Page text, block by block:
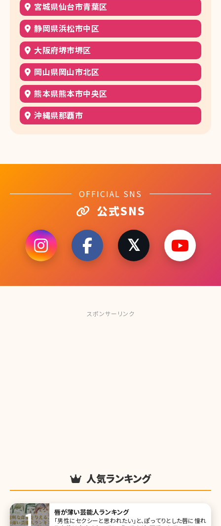
宮城県仙台市青葉区
静岡県浜松市中区
大阪府堺市堺区
岡山県岡山市北区
熊本県熊本市中央区
沖縄県那覇市
OFFICIAL SNS
公式SNS
スポンサーリンク
人気ランキング
唇が薄い芸能人ランキング
「男性にセクシーと思われたい」と、ぽってりとした唇に憧れ